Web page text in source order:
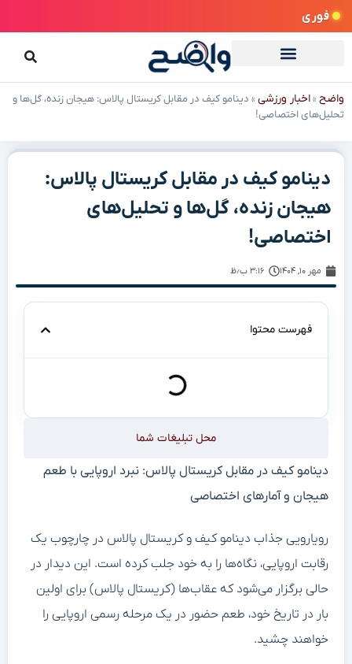
فوری
واضح »اخبار ورزشی » دینامو کیف در مقابل کریستال پالاس: هیجان زنده، گل‌ها و
تحلیل‌های اختصاصی!
دینامو کیف در مقابل کریستال پالاس:
هیجان زنده، گل‌ها و تحلیل‌های
اختصاصی!
مهر ۱۰, ۱۴۰۴ ۳:۱۶ ب٫ظ
فهرست محتوا
محل تبلیغات شما
دینامو کیف در مقابل کریستال پالاس: نبرد اروپایی با طعم
هیجان و آمارهای اختصاصی
رویارویی جذاب دینامو کیف و کریستال پالاس در چارچوب یک
رقابت اروپایی، نگاه‌ها را به خود جلب کرده است. این دیدار در
حالی برگزار می‌شود که عقاب‌ها (کریستال پالاس) برای اولین
بار در تاریخ خود، طعم حضور در یک مرحله رسمی اروپایی را
خواهند چشید.